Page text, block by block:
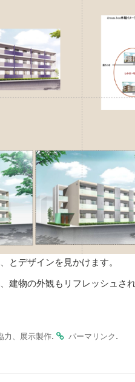
とデザインを見かけます。
建物の外観もリフレッシュさ
力、展示製作. パーマリンク.